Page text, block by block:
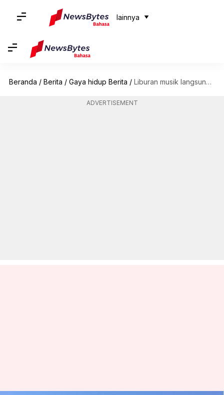
lainnya
Beranda / Berita / Gaya hidup Berita / Liburan musik langsung di Austin layak untuk ditambahkan ke rencana perjalanan Anda
ADVERTISEMENT